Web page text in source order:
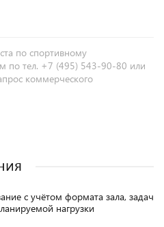
по спортивному
по тел. +7 (495) 543-90-80 или
коммерческого
с учётом формата зала, задач
нагрузки